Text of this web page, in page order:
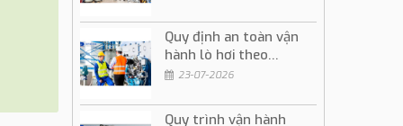
Quy định an toàn vận
hành lò hơi theo
đúng quy trình kỹ
23-07-2026
Quy trình vận hành